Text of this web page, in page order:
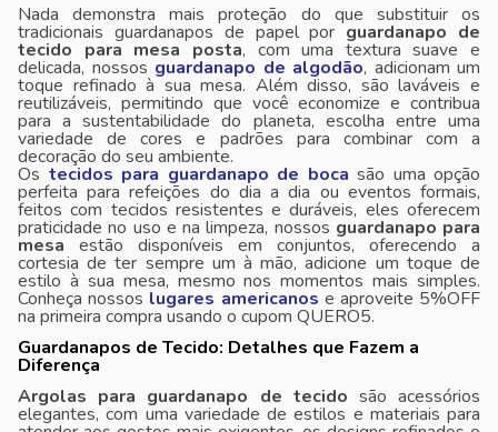
Nada demonstra mais proteção do que substituir os
tradicionais guardanapos de papel por guardanapo de
tecido para mesa posta, com uma textura suave e
delicada, nossos guardanapo de algodão, adicionam um
toque refinado à sua mesa. Além disso, são laváveis ​​e
reutilizáveis, permitindo que você economize e contribua
para a sustentabilidade do planeta, escolha entre uma
variedade de cores e padrões para combinar com a
decoração do seu ambiente.
Os tecidos para guardanapo de boca são uma opção
perfeita para refeições do dia a dia ou eventos formais,
feitos com tecidos resistentes e duráveis, eles oferecem
praticidade no uso e na limpeza, nossos guardanapo para
mesa estão disponíveis em conjuntos, oferecendo a
cortesia de ter sempre um à mão, adicione um toque de
estilo à sua mesa, mesmo nos momentos mais simples.
Conheça nossos lugares americanos e aproveite 5%OFF
na primeira compra usando o cupom QUERO5.
Guardanapos de Tecido: Detalhes que Fazem a
Diferença
Argolas para guardanapo de tecido são acessórios
elegantes, com uma variedade de estilos e materiais para